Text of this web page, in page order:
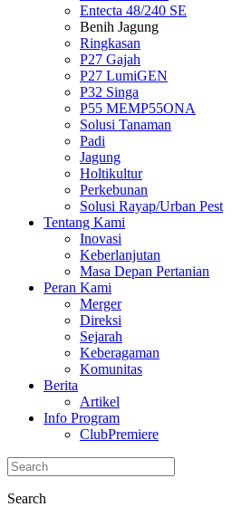
Entecta 48/240 SE
Benih Jagung
Ringkasan
P27 Gajah
P27 LumiGEN
P32 Singa
P55 MEMP55ONA
Solusi Tanaman
Padi
Jagung
Holtikultur
Perkebunan
Solusi Rayap/Urban Pest
Tentang Kami
Inovasi
Keberlanjutan
Masa Depan Pertanian
Peran Kami
Merger
Direksi
Sejarah
Keberagaman
Komunitas
Berita
Artikel
Info Program
ClubPremiere
Search